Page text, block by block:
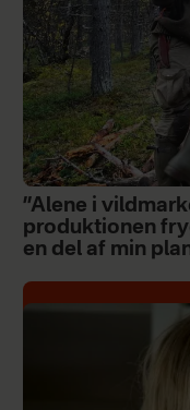
”Alene i
produktionen
en del af min